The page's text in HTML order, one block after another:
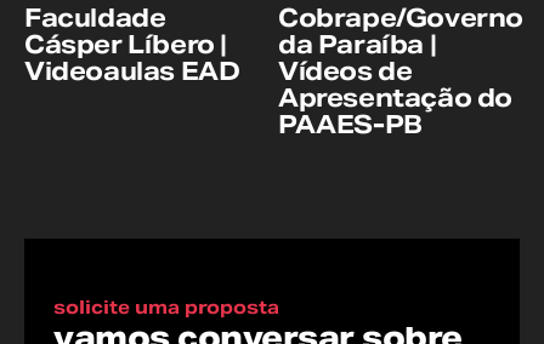
Faculdade
Cásper Líbero |
Videoaulas EAD
Cobrape/Governo
da Paraíba |
Vídeos de
Apresentação do
PAAES-PB
solicite uma proposta